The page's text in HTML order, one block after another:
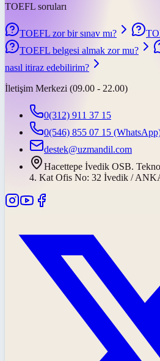
TOEFL soruları
TOEFL zor bir sınav mı?
TOEFL belgesi almak zor mu?
nasıl itiraz edebilirim?
İletişim Merkezi (09.00 - 22.00)
0(312) 911 37 15
0(546) 855 07 15
destek@uzmandil.com
Hacettepe İvedik OSB.
4. Kat Ofis No: 32 İvedik /